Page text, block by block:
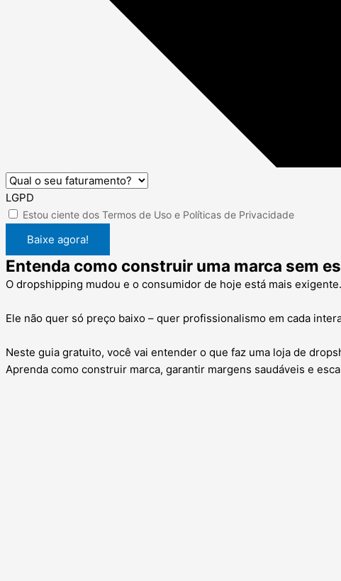
LGPD
Estou ciente dos Termos de Uso e Políticas de Privacidade
Baixe agora!
Entenda como construir uma marca sem
O dropshipping mudou e o consumidor de hoje está mais exigente.
Ele não quer só preço baixo – quer profissionalismo em cada
Neste guia gratuito, você vai entender o que faz uma loja de
Aprenda como construir marca, garantir margens saudáveis e